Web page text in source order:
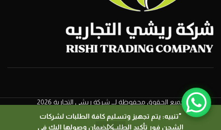
"تنبيه: يتم تجهيز وتسليم كافة الطلبات لشركات
الشحن فور تأكيد الطلب، لضمان وصولها إليك في
جميع الحقوق محفوظة لــ شركة ريشي التجارية 2026